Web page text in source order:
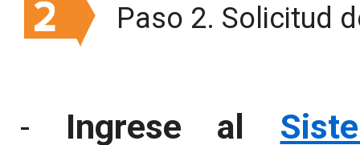
Paso 2. Solicitud
- Ingrese al